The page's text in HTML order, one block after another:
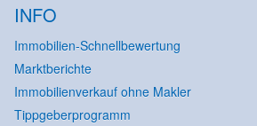
INFO
Immobilien-Schnellbewertung
Marktberichte
Immobilienverkauf ohne Makler
Tippgeberprogramm